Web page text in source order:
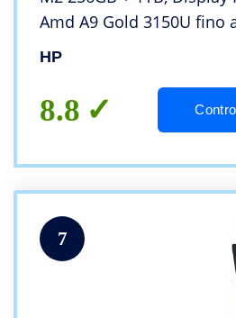
Amd A9 Gold 3150U fino
DDR4, Fingerprint, Wi-fi, 3
HP
8.8
7